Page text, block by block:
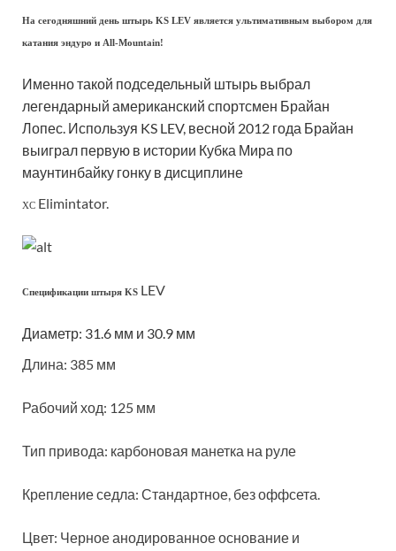
На сегодняшний день штырь KS LEV является ультимативным выбором для
катания эндуро и All-Mountain!
Именно такой подседельный штырь выбрал
легендарный американский спортсмен Брайан
Лопес. Используя KS LEV, весной 2012 года Брайан
выиграл первую в истории Кубка Мира по
маунтинбайку гонку в дисциплине
XC Elimintator.
Спецификации штыря KS LEV
Диаметр: 31.6 мм и 30.9 мм
Длина: 385 мм
Рабочий ход: 125 мм
Тип привода: карбоновая манетка на руле
Крепление седла: Стандартное, без оффсета.
Цвет: Черное анодированное основание и